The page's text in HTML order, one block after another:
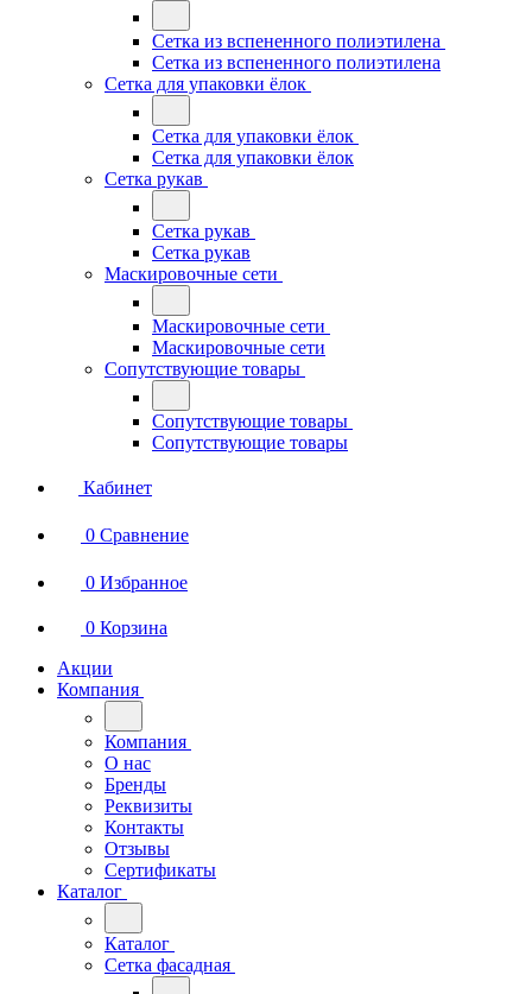
Сетка из вспененного полиэтилена
Сетка из вспененного полиэтилена
Сетка для упаковки ёлок
Сетка для упаковки ёлок
Сетка для упаковки ёлок
Сетка рукав
Сетка рукав
Сетка рукав
Маскировочные сети
Маскировочные сети
Маскировочные сети
Сопутствующие товары
Сопутствующие товары
Сопутствующие товары
Кабинет
0 Сравнение
0 Избранное
0 Корзина
Акции
Компания
Компания
О нас
Бренды
Реквизиты
Контакты
Отзывы
Сертификаты
Каталог
Каталог
Сетка фасадная